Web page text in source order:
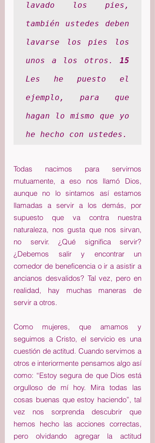
lavado los pies,
también ustedes deben
lavarse los pies los
unos a los otros. 15
Les he puesto el
ejemplo, para que
hagan lo mismo que yo
he hecho con ustedes.
Todas nacimos para servirnos
mutuamente, a eso nos llamó Dios,
aunque no lo sintamos así estamos
llamadas a servir a los demás, por
supuesto que va contra nuestra
naturaleza, nos gusta que nos sirvan,
no servir. ¿Qué significa servir?
¿Debemos salir y encontrar un
comedor de beneficencia o ir a asistir a
ancianos desvalidos? Tal vez, pero en
realidad, hay muchas maneras de
servir a otros.
Como mujeres, que amamos y
seguimos a Cristo, el servicio es una
cuestión de actitud. Cuando servimos a
otros e interiormente pensamos algo así
como: “Estoy segura de que Dios está
orgulloso de mí hoy. Mira todas las
cosas buenas que estoy haciendo”, tal
vez nos sorprenda descubrir que
hemos hecho las acciones correctas,
pero olvidando agregar la actitud